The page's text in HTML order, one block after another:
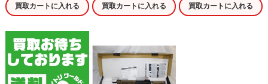
買取カートに入れる 買取カートに入れる 買取カートに入れる